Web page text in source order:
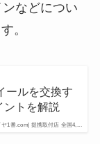
などについ
。
ヤ1番.com| 提携取付店 全国4,...
ールを交換す
ントを解説